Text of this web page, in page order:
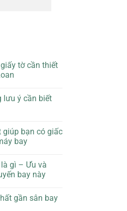
tờ cần thiết
lưu ý cần biết
giúp bạn có giấc
bay
gì – Ưu và
bay này
gần sân bay